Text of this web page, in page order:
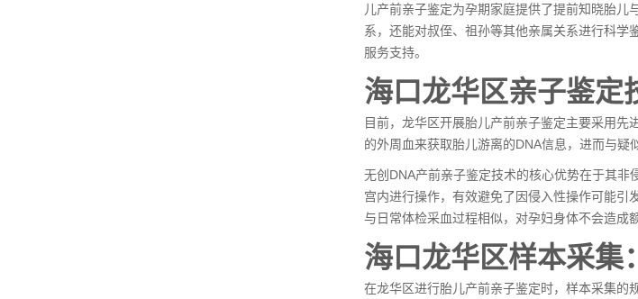
儿产前亲子鉴定为孕期家庭提供了提前知晓胎儿
系，还能对叔侄、祖孙等其他亲属关系进行科学
服务支持。
海口龙华区亲子鉴定
目前，龙华区开展胎儿产前亲子鉴定主要采用
的外周血来获取胎儿游离的DNA信息，进而与疑
无创DNA产前亲子鉴定技术的核心优势在于其
宫内进行操作，有效避免了因侵入性操作可能引
与日常体检采血过程相似，对孕妇身体不会造成
海口龙华区样本采集
在龙华区进行胎儿产前亲子鉴定时，样本采集的